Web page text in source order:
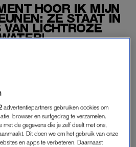
HOOR IK MIJN
ZE STAAT IN
VAN LICHTROZE
MET
advertentiepartners gebruiken cookies om
browser en surfgedrag te verzamelen.
met de gegevens die je zelf deelt met ons,
Dit doen we om het gebruik van onze
en apps te verbeteren. Daarnaast